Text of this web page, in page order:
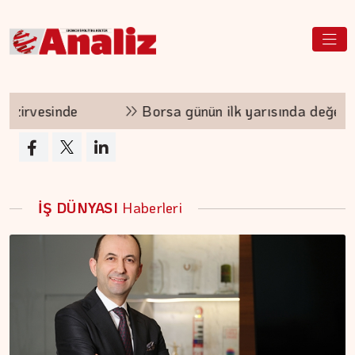
Borsa günün ilk yarısında değer
İŞ DÜNYASI Haberleri